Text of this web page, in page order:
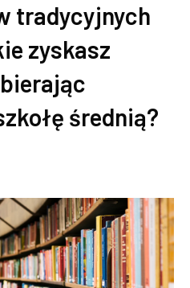
tradycyjnych
zyskasz
średnią?